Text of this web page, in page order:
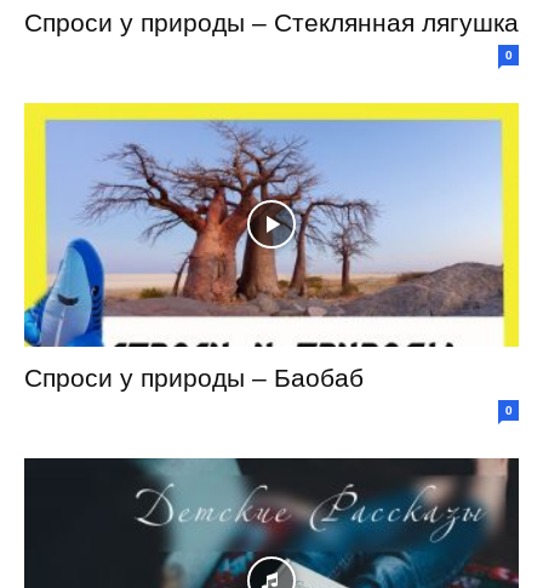
Спроси у природы – Стеклянная лягушка
0
Спроси у природы – Баобаб
0